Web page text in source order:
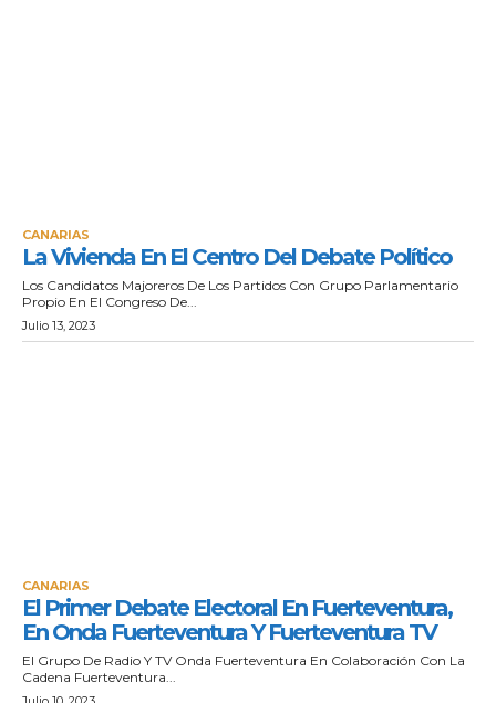
CANARIAS
La Vivienda En El Centro Del Debate Político
Los Candidatos Majoreros De Los Partidos Con Grupo Parlamentario
Propio En El Congreso De...
Julio 13, 2023
CANARIAS
El Primer Debate Electoral En Fuerteventura,
En Onda Fuerteventura Y Fuerteventura TV
El Grupo De Radio Y TV Onda Fuerteventura En Colaboración Con La
Cadena Fuerteventura...